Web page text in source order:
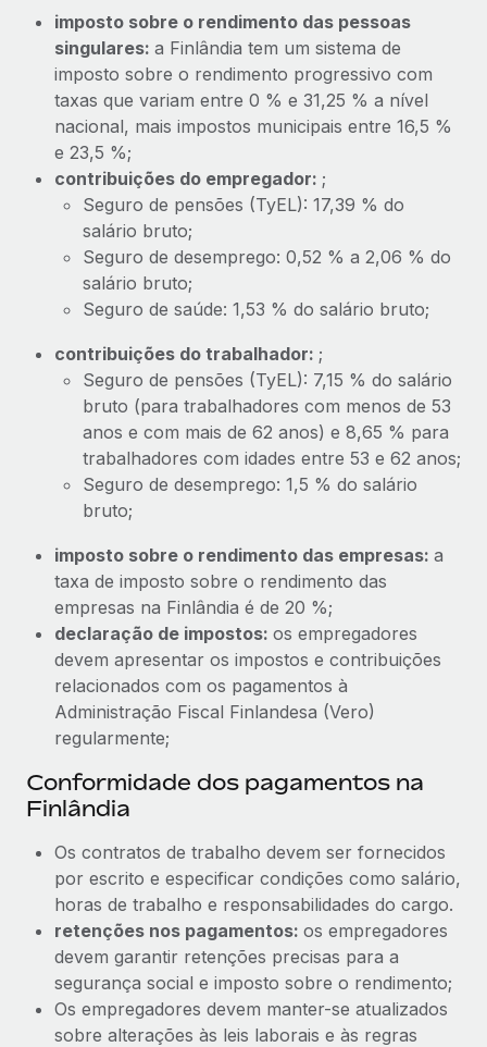
imposto sobre o rendimento das pessoas
singulares: a Finlândia tem um sistema de
imposto sobre o rendimento progressivo com
taxas que variam entre 0 % e 31,25 % a nível
nacional, mais impostos municipais entre 16,5 %
e 23,5 %;
contribuições do empregador: ;
Seguro de pensões (TyEL): 17,39 % do
salário bruto;
Seguro de desemprego: 0,52 % a 2,06 % do
salário bruto;
Seguro de saúde: 1,53 % do salário bruto;
contribuições do trabalhador: ;
Seguro de pensões (TyEL): 7,15 % do salário
bruto (para trabalhadores com menos de 53
anos e com mais de 62 anos) e 8,65 % para
trabalhadores com idades entre 53 e 62 anos;
Seguro de desemprego: 1,5 % do salário
bruto;
imposto sobre o rendimento das empresas: a
taxa de imposto sobre o rendimento das
empresas na Finlândia é de 20 %;
declaração de impostos: os empregadores
devem apresentar os impostos e contribuições
relacionados com os pagamentos à
Administração Fiscal Finlandesa (Vero)
regularmente;
Conformidade dos pagamentos na
Finlândia
Os contratos de trabalho devem ser fornecidos
por escrito e especificar condições como salário,
horas de trabalho e responsabilidades do cargo.
retenções nos pagamentos: os empregadores
devem garantir retenções precisas para a
segurança social e imposto sobre o rendimento;
Os empregadores devem manter-se atualizados
sobre alterações às leis laborais e às regras